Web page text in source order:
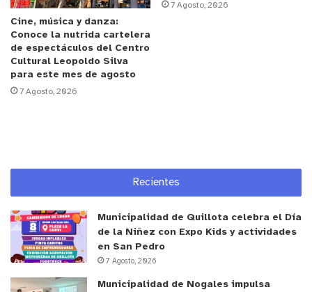
proceso de espera para la aprobación de su
reglamento. Sin él, hoy tenemos muy limitada la
posibilidad de operativizar plenamente el espíritu
de la ley, por eso hacemos un llamado a avanzar
con urgencia en esta materia, de modo que los
Cine, música y danza:
Conoce la nutrida cartelera
de espectáculos del Centro
Cultural Leopoldo Silva
para este mes de agosto
7 Agosto, 2026
7 Agosto, 2026
Recientes
Municipalidad de Quillota celebra el Día
de la Niñez con Expo Kids y actividades
en San Pedro
7 Agosto, 2026
Municipalidad de Nogales impulsa